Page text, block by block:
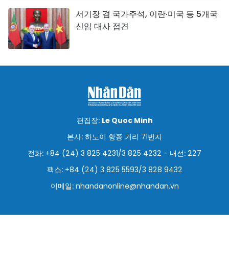
서기장 겸 국가주석, 이란·미국 등 5개국
신임 대사 접견
편집장: Le Quoc Minh
본사: 하노이 항쫑 거리 71번지
전화: +84 (24) 3 825 4231/3 825 4232 - 내선: 227
팩스: +84 (24) 3 825 5593/3 828 9432
이메일: nhandanonline@nhandan.vn